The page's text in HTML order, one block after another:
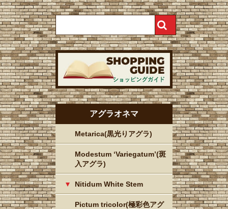
アグラオネマ
Metarica(黒光りアグラ)
Modestum ‘Variegatum’(斑
入アグラ)
Nitidum White Stem
Pictum tricolor(極彩色アグ